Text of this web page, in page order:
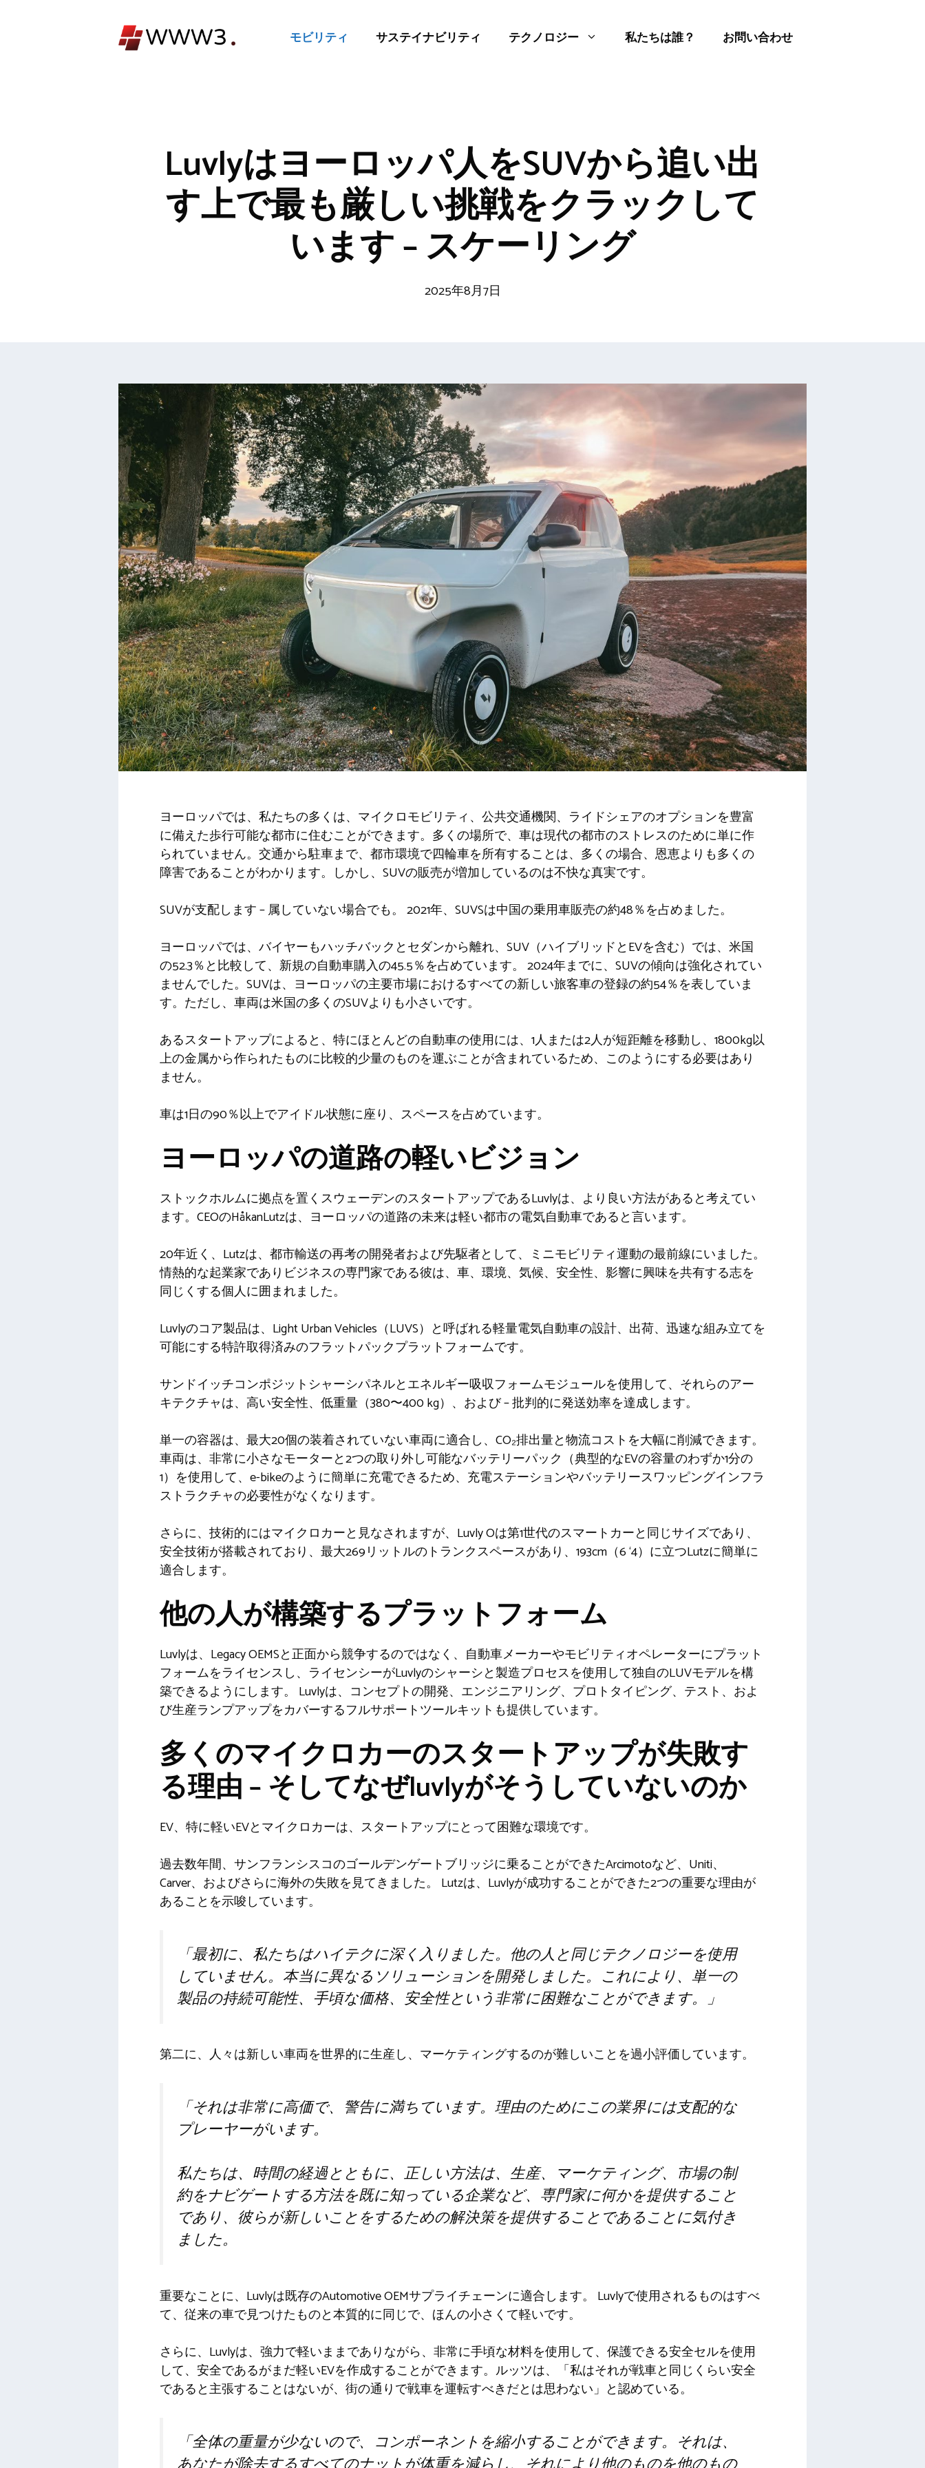
モビリティ サステイナビリティ テクノロジー 私たちは誰？ お問い合わせ
Luvlyはヨーロッパ人をSUVから追い出
す上で最も厳しい挑戦をクラックして
います – スケーリング
2025年8月7日
ヨーロッパでは、私たちの多くは、マイクロモビリティ、公共交通機関、ライドシェアのオプションを豊富
に備えた歩行可能な都市に住むことができます。多くの場所で、車は現代の都市のストレスのために単に作
られていません。交通から駐車まで、都市環境で四輪車を所有することは、多くの場合、恩恵よりも多くの
障害であることがわかります。しかし、SUVの販売が増加しているのは不快な真実です。
SUVが支配します – 属していない場合でも。 2021年、SUVSは中国の乗用車販売の約48％を占めました。
ヨーロッパでは、バイヤーもハッチバックとセダンから離れ、SUV（ハイブリッドとEVを含む）では、米国
の52.3％と比較して、新規の自動車購入の45.5％を占めています。 2024年までに、SUVの傾向は強化されてい
ませんでした。SUVは、ヨーロッパの主要市場におけるすべての新しい旅客車の登録の約54％を表していま
す。ただし、車両は米国の多くのSUVよりも小さいです。
あるスタートアップによると、特にほとんどの自動車の使用には、1人または2人が短距離を移動し、1800kg以
上の金属から作られたものに比較的少量のものを運ぶことが含まれているため、このようにする必要はあり
ません。
車は1日の90％以上でアイドル状態に座り、スペースを占めています。
ヨーロッパの道路の軽いビジョン
ストックホルムに拠点を置くスウェーデンのスタートアップであるLuvlyは、より良い方法があると考えてい
ます。CEOのHåkanLutzは、ヨーロッパの道路の未来は軽い都市の電気自動車であると言います。
20年近く、Lutzは、都市輸送の再考の開発者および先駆者として、ミニモビリティ運動の最前線にいました。
情熱的な起業家でありビジネスの専門家である彼は、車、環境、気候、安全性、影響に興味を共有する志を
同じくする個人に囲まれました。
Luvlyのコア製品は、Light Urban Vehicles（LUVS）と呼ばれる軽量電気自動車の設計、出荷、迅速な組み立てを
可能にする特許取得済みのフラットパックプラットフォームです。
サンドイッチコンポジットシャーシパネルとエネルギー吸収フォームモジュールを使用して、それらのアー
キテクチャは、高い安全性、低重量（380〜400 kg）、および – 批判的に発送効率を達成します。
単一の容器は、最大20個の装着されていない車両に適合し、CO₂排出量と物流コストを大幅に削減できます。
車両は、非常に小さなモーターと2つの取り外し可能なバッテリーパック（典型的なEVの容量のわずか1分の
1）を使用して、e-bikeのように簡単に充電できるため、充電ステーションやバッテリースワッピングインフラ
ストラクチャの必要性がなくなります。
さらに、技術的にはマイクロカーと見なされますが、Luvly Oは第1世代のスマートカーと同じサイズであり、
安全技術が搭載されており、最大269リットルのトランクスペースがあり、193cm（6 ‘4）に立つLutzに簡単に
適合します。
他の人が構築するプラットフォーム
Luvlyは、Legacy OEMSと正面から競争するのではなく、自動車メーカーやモビリティオペレーターにプラット
フォームをライセンスし、ライセンシーがLuvlyのシャーシと製造プロセスを使用して独自のLUVモデルを構
築できるようにします。 Luvlyは、コンセプトの開発、エンジニアリング、プロトタイピング、テスト、およ
び生産ランプアップをカバーするフルサポートツールキットも提供しています。
多くのマイクロカーのスタートアップが失敗す
る理由 – そしてなぜluvlyがそうしていないのか
EV、特に軽いEVとマイクロカーは、スタートアップにとって困難な環境です。
過去数年間、サンフランシスコのゴールデンゲートブリッジに乗ることができたArcimotoなど、Uniti、
Carver、およびさらに海外の失敗を見てきました。 Lutzは、Luvlyが成功することができた2つの重要な理由が
あることを示唆しています。
「最初に、私たちはハイテクに深く入りました。他の人と同じテクノロジーを使用
していません。本当に異なるソリューションを開発しました。これにより、単一の
製品の持続可能性、手頃な価格、安全性という非常に困難なことができます。」
第二に、人々は新しい車両を世界的に生産し、マーケティングするのが難しいことを過小評価しています。
「それは非常に高価で、警告に満ちています。理由のためにこの業界には支配的な
プレーヤーがいます。
私たちは、時間の経過とともに、正しい方法は、生産、マーケティング、市場の制
約をナビゲートする方法を既に知っている企業など、専門家に何かを提供すること
であり、彼らが新しいことをするための解決策を提供することであることに気付き
ました。
重要なことに、Luvlyは既存のAutomotive OEMサプライチェーンに適合します。 Luvlyで使用されるものはすべ
て、従来の車で見つけたものと本質的に同じで、ほんの小さくて軽いです。
さらに、Luvlyは、強力で軽いままでありながら、非常に手頃な材料を使用して、保護できる安全セルを使用
して、安全であるがまだ軽いEVを作成することができます。ルッツは、「私はそれが戦車と同じくらい安全
であると主張することはないが、街の通りで戦車を運転すべきだとは思わない」と認めている。
「全体の重量が少ないので、コンポーネントを縮小することができます。それは、